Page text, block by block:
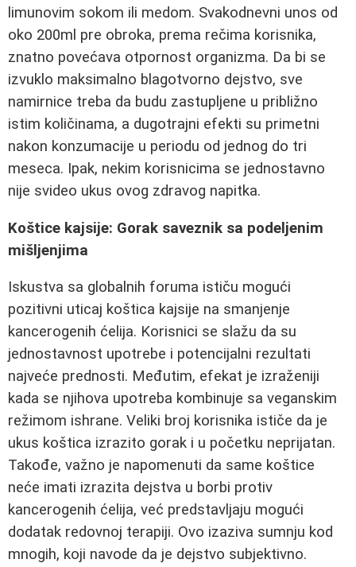
limunovim sokom ili medom. Svakodnevni unos od
oko 200ml pre obroka, prema rečima korisnika,
znatno povećava otpornost organizma. Da bi se
izvuklo maksimalno blagotvorno dejstvo, sve
namirnice treba da budu zastupljene u približno
istim količinama, a dugotrajni efekti su primetni
nakon konzumacije u periodu od jednog do tri
meseca. Ipak, nekim korisnicima se jednostavno
nije svideo ukus ovog zdravog napitka.
Koštice kajsije: Gorak saveznik sa podeljenim
mišljenjima
Iskustva sa globalnih foruma ističu mogući
pozitivni uticaj koštica kajsije na smanjenje
kancerogenih ćelija. Korisnici se slažu da su
jednostavnost upotrebe i potencijalni rezultati
najveće prednosti. Međutim, efekat je izraženiji
kada se njihova upotreba kombinuje sa veganskim
režimom ishrane. Veliki broj korisnika ističe da je
ukus koštica izrazito gorak i u početku neprijatan.
Takođe, važno je napomenuti da same koštice
neće imati izrazita dejstva u borbi protiv
kancerogenih ćelija, već predstavljaju mogući
dodatak redovnoj terapiji. Ovo izaziva sumnju kod
mnogih, koji navode da je dejstvo subjektivno.